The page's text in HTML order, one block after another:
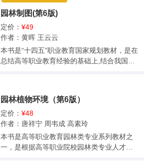
导，可操作性强。本书配有电子教案，可扫
描封底二维码查看，并在电脑上进入重庆大
学出版社官网下载。 本书适合高等职业院校
园林规划、园林工程、园林技术、风景园林
等专业使用，也可供从事园林绿化的专业技
术人员自学参考。
要求，强调培养规范意识强、软件操作熟
练、能融通应用前导课程知识、熟知岗位工
作内容、工作流程的学生。 本书紧密贴合行
业，以知名企业的标杆项目为范例，以完整
项目的全工作过程为主线，将知识点、技
能、规范要求融在每一步工作流程中。教材
为职业素养评价标准，以模式化训练规范职
业行为，并将课程思政融入教学中。本书配
有教学课件、教学实训项目和参考答案，17
个微课，帮助教师教学和学生学习。书中共
有73个二维码，可扫码学习。 本书适合风景
园林制图(第6版)
定价： ¥49
作者：黄晖 王云云
本书是“十四五”职业教育国家规划教材，是在
总结高等职业教育经验的基础上,结合我国高
园林素材表现、投影作图（投影原理、轴测
图、阴影透视图）、园林识图。 本书旨在使
初学者通过学习基本理论和教材中大量园林
工程案例,掌握园林工程人员必备的专业基础
知识和技能，为以后专业课的学习打下基
园林植物环境（第6版）
定价： ¥48
作者：唐祥宁 周韦成 高素玲
本书是高等职业教育园林类专业系列教材之
一，是根据高等职业院校园林类专业人才的